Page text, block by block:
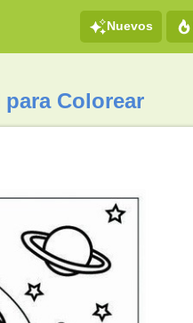
Nuevos
Colorear